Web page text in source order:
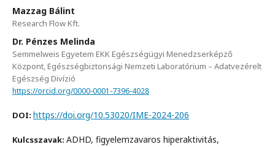
Mazzag Bálint
Research Flow Kft.
Dr. Pénzes Melinda
Semmelweis Egyetem EKK Egészségügyi Menedzserképző
Központ, Egészségbiztonsági Nemzeti Laboratórium – Adatvezérelt
Egészség Divízió
https://orcid.org/0000-0001-7396-4028
DOI: https://doi.org/10.53020/IME-2024-206
Kulcsszavak: ADHD, figyelemzavaros hiperaktivitás,